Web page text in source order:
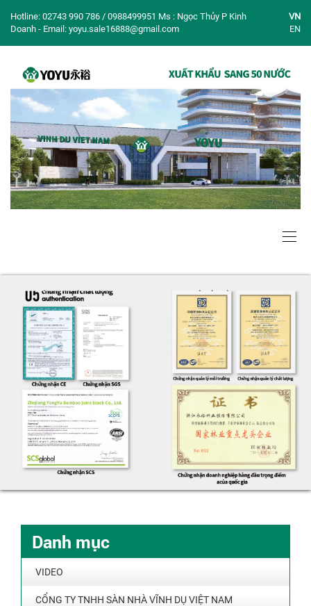
Hotline: 02743 990 786 / 0988499951 Ms : Ngọc Thủy P Kinh
Doanh - Email: yoyu.sale16888@gmail.com
VN
EN
Danh mục
VIDEO
CỔNG TY TNHH SÀN NHÀ VĨNH DỤ VIỆT NAM